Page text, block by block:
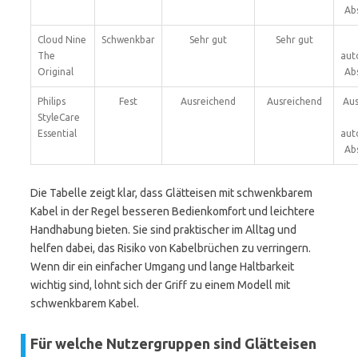
Cloud Nine
The
Original
Schwenkbar Sehr gut
Sehr gut
Philips
StyleCare
Essential
Fest Ausreichend Ausreichend
Die Tabelle zeigt klar, dass Glätteisen mit schwenkbarem
Kabel in der Regel besseren Bedienkomfort und leichtere
Handhabung bieten. Sie sind praktischer im Alltag und
helfen dabei, das Risiko von Kabelbrüchen zu verringern.
Wenn dir ein einfacher Umgang und lange Haltbarkeit
wichtig sind, lohnt sich der Griff zu einem Modell mit
schwenkbarem Kabel.
Für welche Nutzergruppen sind Glätteisen